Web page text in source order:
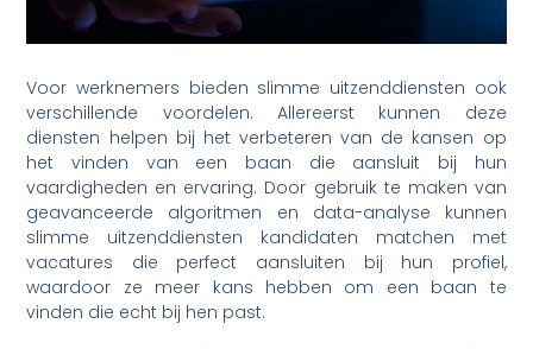
Voor werknemers bieden slimme uitzenddiensten ook
verschillende voordelen. Allereerst kunnen deze
diensten helpen bij het verbeteren van de kansen op
het vinden van een baan die aansluit bij hun
vaardigheden en ervaring. Door gebruik te maken van
geavanceerde algoritmen en data-analyse kunnen
slimme uitzenddiensten kandidaten matchen met
vacatures die perfect aansluiten bij hun profiel,
waardoor ze meer kans hebben om een baan te
vinden die echt bij hen past.